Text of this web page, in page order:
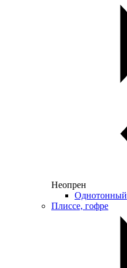
Неопрен
Однотонный
Плиссе, гофре